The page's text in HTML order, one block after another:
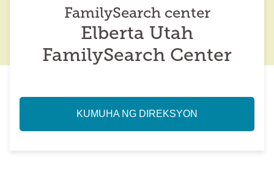
FamilySearch center
Elberta Utah
FamilySearch Center
KUMUHA NG DIREKSYON